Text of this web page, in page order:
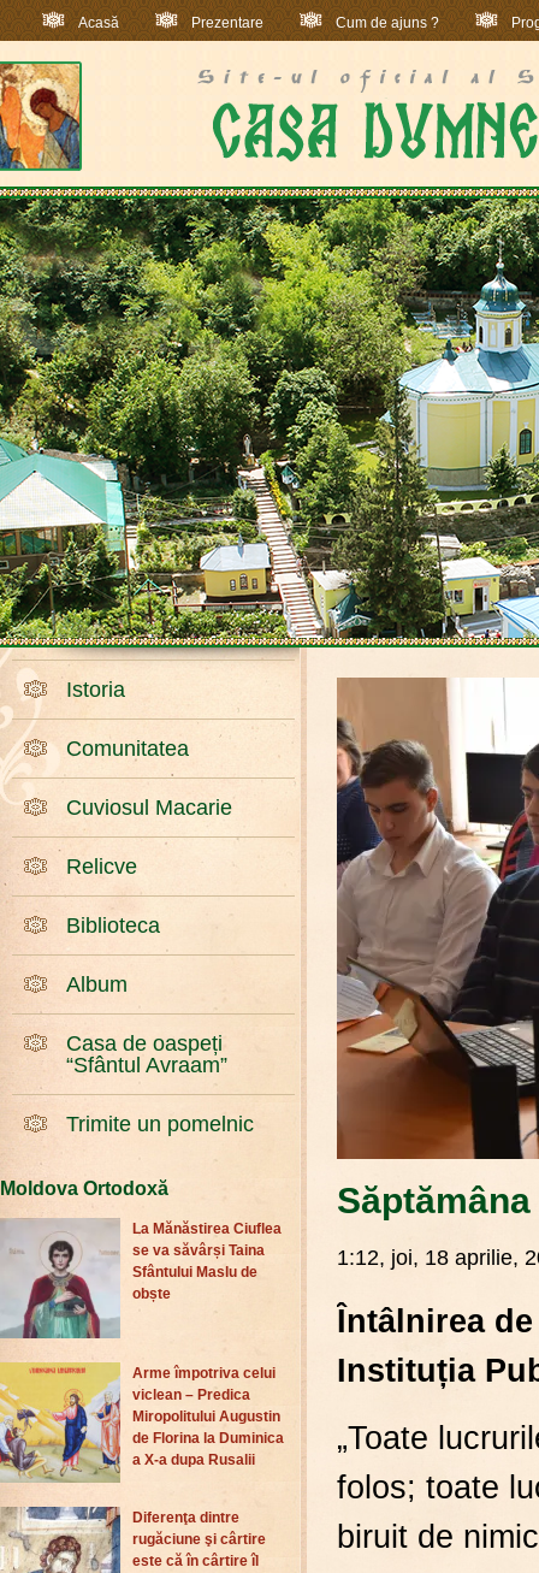
Acasă Prezentare Cum de ajuns ?
Istoria
Comunitatea
Cuviosul Macarie
Relicve
Biblioteca
Album
Casa de oaspeți
“Sfântul Avraam”
Trimite un pomelnic
Moldova Ortodoxă
La Mănăstirea Ciuflea
se va săvârși Taina
Sfântului Maslu de
obște
Arme împotriva celui
viclean – Predica
Miropolitului Augustin
de Florina la Duminica
a X-a dupa Rusalii
Diferenţa dintre
rugăciune şi cârtire
este că în cârtire îl
1:12, joi, 18 aprilie,
Întâlnirea
Instituția
„Toate
folos; toate
biruit de